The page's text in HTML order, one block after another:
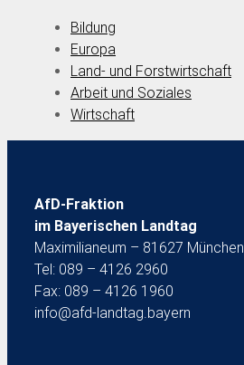
Bildung
Europa
Land- und Forstwirtschaft
Arbeit und Soziales
Wirtschaft
AfD-Fraktion
im Bayerischen Landtag
Maximilianeum – 81627 München
Tel: 089 – 4126 2960
Fax: 089 – 4126 1960
info@afd-landtag.bayern